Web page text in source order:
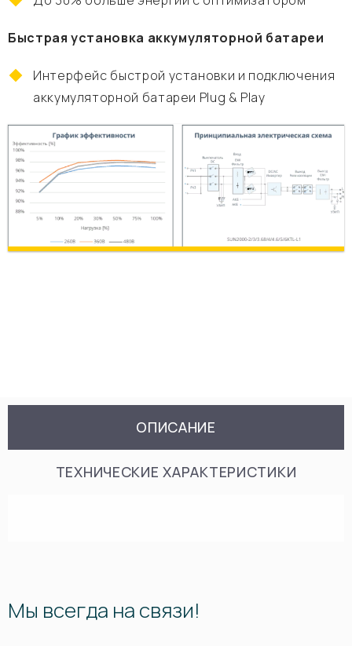
Быстрая установка аккумуляторной батареи
Интерфейс быстрой установки и подключения
аккумуляторной батареи Plug & Play
ОПИСАНИЕ
ТЕХНИЧЕСКИЕ ХАРАКТЕРИСТИКИ
Мы всегда на связи!